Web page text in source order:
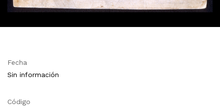
Fecha
Sin información
Código